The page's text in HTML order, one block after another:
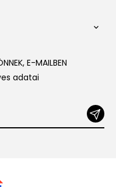

E-MAILBEN
adatai